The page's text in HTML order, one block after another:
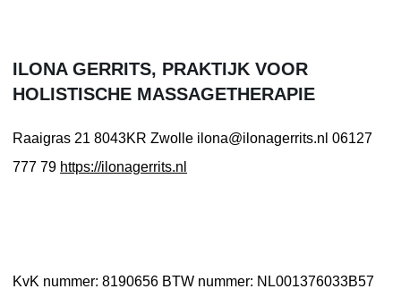
ILONA GERRITS, PRAKTIJK VOOR
HOLISTISCHE MASSAGETHERAPIE
Raaigras 21 8043KR Zwolle ilona@ilonagerrits.nl 06127
777 79 https://ilonagerrits.nl
KvK nummer: 8190656 BTW nummer: NL001376033B57